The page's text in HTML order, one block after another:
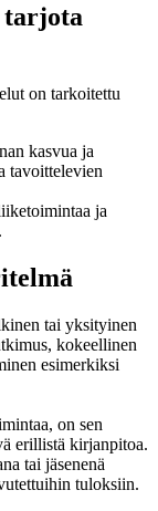
tarjota
on tarkoitettu
kasvua ja
tavoittelevien
ja
tai yksityinen
kokeellinen
esimerkiksi
on sen
erillistä kirjanpitoa.
tai jäsenenä
tuloksiin.